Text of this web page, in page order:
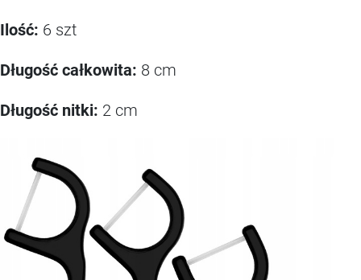
Ilość: 6 szt
Długość całkowita: 8 cm
Długość nitki: 2 cm